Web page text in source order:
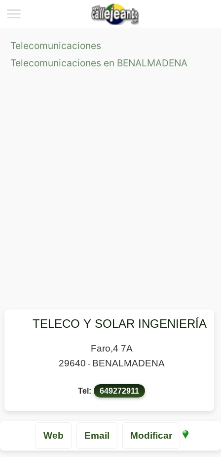
Telecomunicaciones
Telecomunicaciones en BENALMADENA
TELECO Y SOLAR INGENIERÍA
Faro,4 7A
29640 - BENALMADENA
Tel: 649272911
Web Email Modificar